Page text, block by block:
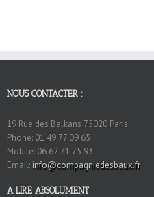
NOUS CONTACTER :
19 Rue des Balkans 75020 Paris
Phone: 01 49 77 09 65
Mobile: 06 62 71 75 93
Email: info@compagniedesbaux.fr
A LIRE ABSOLUMENT